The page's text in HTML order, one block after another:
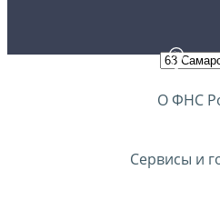
О ФНС
Сервисы и